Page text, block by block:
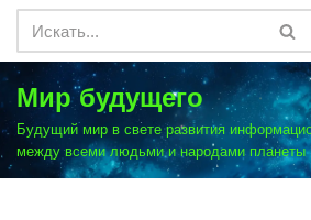
Перейти
к
содержимому
Мир будущего
Будущий мир в свете развития
между всеми людьми и народами планеты